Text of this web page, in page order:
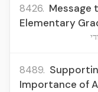
8426. Message
Elementary
8489.
Importance of